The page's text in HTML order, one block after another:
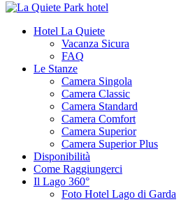
Hotel La Quiete
Vacanza Sicura
FAQ
Le Stanze
Camera Singola
Camera Classic
Camera Standard
Camera Comfort
Camera Superior
Camera Superior Plus
Disponibilità
Come Raggiungerci
Il Lago 360°
Foto Hotel Lago di Garda